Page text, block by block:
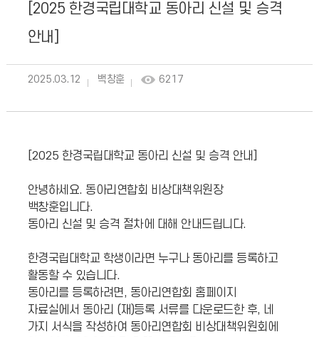
[2025 한경국립대학교 동아리 신설 및 승격
안내]
2025.03.12 백창훈 6217
[2025 한경국립대학교 동아리 신설 및 승격 안내]
안녕하세요. 동아리연합회 비상대책위원장
백창훈입니다.
동아리 신설 및 승격 절차에 대해 안내드립니다.
한경국립대학교 학생이라면 누구나 동아리를 등록하고
활동할 수 있습니다.
동아리를 등록하려면, 동아리연합회 홈페이지
자료실에서 동아리 (재)등록 서류를 다운로드한 후, 네
가지 서식을 작성하여 동아리연합회 비상대책위원회에